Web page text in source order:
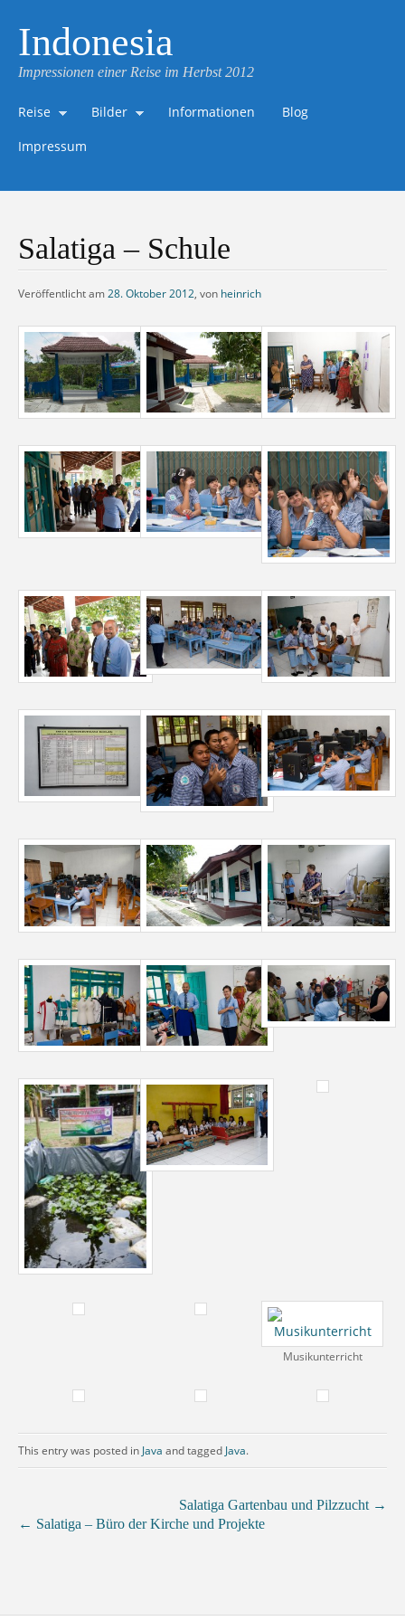
Indonesia
Impressionen einer Reise im Herbst 2012
Reise Bilder Informationen
Blog
Impressum
Salatiga – Schule
Veröffentlicht am28. Oktober 2012, von heinrich
Musikunterricht
This entry was posted in Java and tagged Java.
Salatiga Gartenbau und Pilzzucht →
← Salatiga – Büro der Kirche und Projekte